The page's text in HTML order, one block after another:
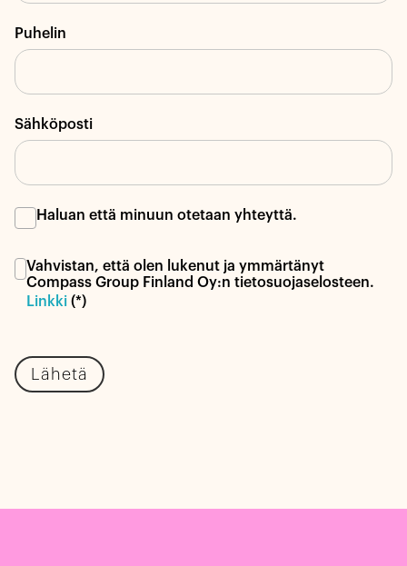
Puhelin
Sähköposti
Haluan että minuun otetaan yhteyttä.
Vahvistan, että olen lukenut ja ymmärtänyt
Compass Group Finland Oy:n tietosuojaselosteen.
Linkki (*)
Lähetä